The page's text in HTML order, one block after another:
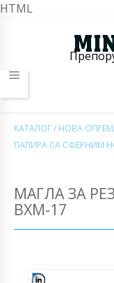
HTML
КАТАЛОГ/ НОВА
ПАПИРА СА СФЕРНИМ
МАГЛА ЗА
ВХМ-17